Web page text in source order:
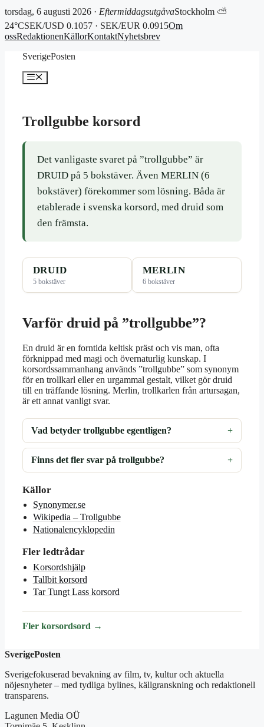
torsdag, 6 augusti 2026 · EftermiddagsutgåvaStockholm ⛅
24°CSEK/USD 0.1057 · SEK/EUR 0.0915Om
ossRedaktionenKällorKontaktNyhetsbrev
SverigePosten
Meny
Trollgubbe korsord
Det vanligaste svaret på ”trollgubbe” är
DRUID på 5 bokstäver. Även MERLIN (6
bokstäver) förekommer som lösning. Båda är
etablerade i svenska korsord, med druid som
den främsta.
DRUID
5 bokstäver
MERLIN
6 bokstäver
Varför druid på ”trollgubbe”?
En druid är en forntida keltisk präst och vis man, ofta
förknippad med magi och övernaturlig kunskap. I
korsordssammanhang används ”trollgubbe” som synonym
för en trollkarl eller en urgammal gestalt, vilket gör druid
till en träffande lösning. Merlin, trollkarlen från artursagan,
är ett annat vanligt svar.
Vad betyder trollgubbe egentligen?
Finns det fler svar på trollgubbe?
Källor
Synonymer.se
Wikipedia – Trollgubbe
Nationalencyklopedin
Fler ledtrådar
Korsordshjälp
Tallbit korsord
Tar Tungt Lass korsord
Fler korsordsord →
SverigePosten
Sverigefokuserad bevakning av film, tv, kultur och aktuella
nöjesnyheter – med tydliga bylines, källgranskning och redaktionell
transparens.
Lagunen Media OÜ